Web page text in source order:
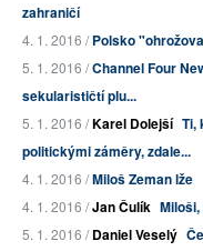
zahraničí
4. 1. 2016 /Polsko
5. 1. 2016 /Channel Four
sekularističtí plu...
5. 1. 2016 /Karel Dolejší Ti,
politickými záměry, zdale...
4. 1. 2016 /Miloš Zeman lže
4. 1. 2016 /Jan Čulík
5. 1. 2016 /Daniel Veselý